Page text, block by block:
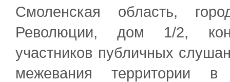
Смоленская область,
Революции, дом 1/2,
участников публичных
межевания территории